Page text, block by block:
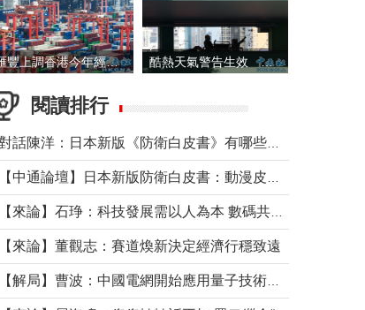
滙豐上調香港今年經濟增長預測至4.5% 酷熱天氣警告生效 本港高溫持續至下周
閱讀排行
來論】董觀志：賽道煥新決定經濟行穩致遠